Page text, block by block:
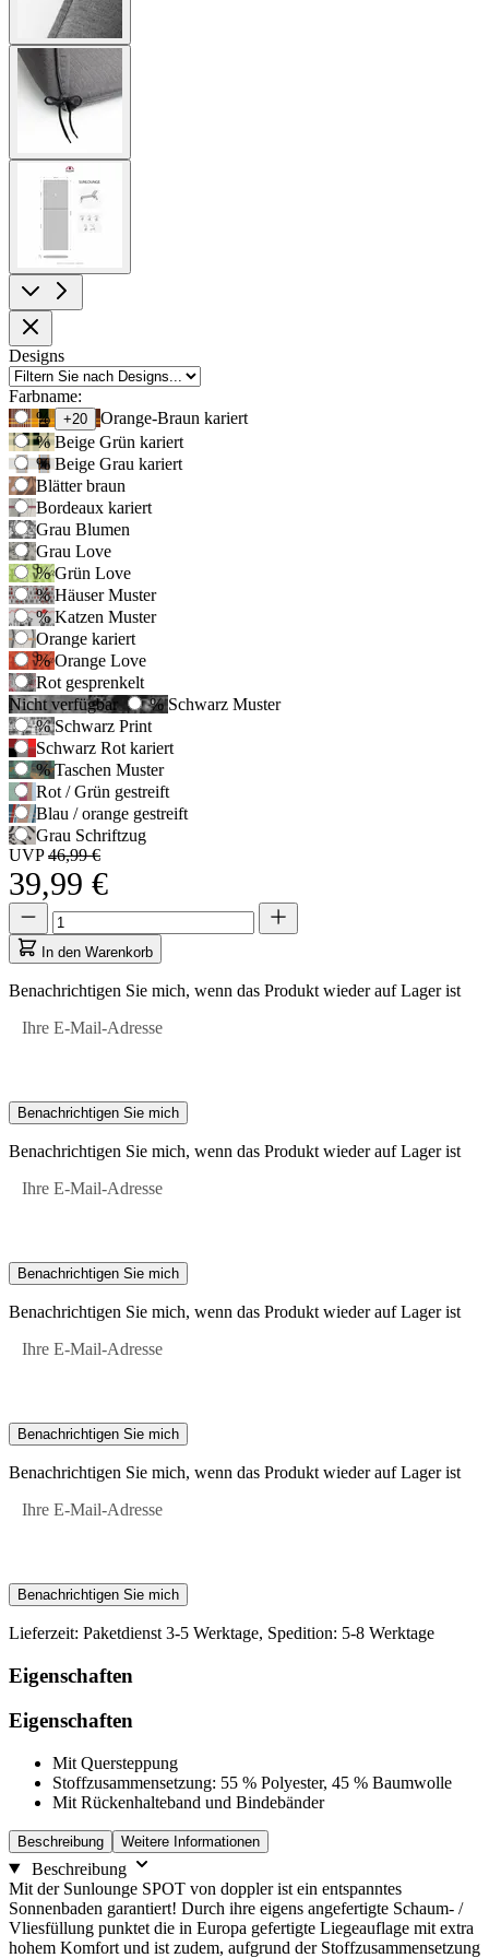
View
larger
image
larger
Produktoptionen
Designs
Farbname:
Verwenden
Sie
die
Tabulatortaste,
um
zur
ersten
Auswahloption
zu
navigieren,
und
anschließend
die
Pfeiltasten,
um
zwischen
den
Optionen
zu
wechseln.
% +20
Orange-Braun kariert
%Beige Grün kariert
%Beige Grau kariert
Blätter braun
Bordeaux kariert
Grau Blumen
Grau Love
%Grün Love
%Häuser Muster
%Katzen Muster
Orange kariert
%Orange Love
Rot gesprenkelt
Nicht verfügbar
%Schwarz Muster
%Schwarz Print
Schwarz Rot kariert
%Taschen Muster
Rot / Grün gestreift
Blau / orange gestreift
Grau Schriftzug
UVP46,99 €
39,99 €
Menge
aktualisiert
auf
1
Menge
In den Warenkorb
Benachrichtigen Sie mich, wenn das Produkt wieder auf Lager ist
Ihre E-Mail-Adresse
Benachrichtigen Sie mich
Benachrichtigen Sie mich, wenn das Produkt wieder auf Lager ist
Ihre E-Mail-Adresse
Benachrichtigen Sie mich
Benachrichtigen Sie mich, wenn das Produkt wieder auf Lager ist
Ihre E-Mail-Adresse
Benachrichtigen Sie mich
Benachrichtigen Sie mich, wenn das Produkt wieder auf Lager ist
Ihre E-Mail-Adresse
Benachrichtigen Sie mich
Lieferzeit: Paketdienst 3-5 Werktage, Spedition: 5-8 Werktage
Eigenschaften
Eigenschaften
Mit Quersteppung
Stoffzusammensetzung: 55 % Polyester, 45 % Baumwolle
Mit Rückenhalteband und Bindebänder
Beschreibung Weitere Informationen
Beschreibung
Mit der Sunlounge SPOT von doppler ist ein entspanntes
Sonnenbaden garantiert! Durch ihre eigens angefertigte Schaum- /
Vliesfüllung punktet die in Europa gefertigte Liegeauflage mit extra
hohem Komfort und ist zudem, aufgrund der Stoffzusammensetzung